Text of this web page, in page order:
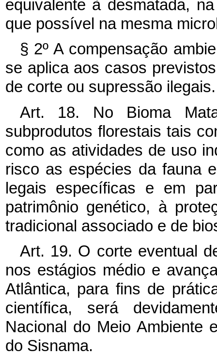
equivalente à desmatada,
que possível na mesma
§ 2º A compensação
se aplica aos casos
de corte ou supressão ilegais.
Art. 18. No Bioma
subprodutos florestais tais
como as atividades de uso
risco as espécies da fauna
legais específicas e em
patrimônio genético, à
tradicional associado e de
Art. 19. O corte eventual
nos estágios médio e
Atlântica, para fins de
científica, será
Nacional do Meio Ambiente
do Sisnama.